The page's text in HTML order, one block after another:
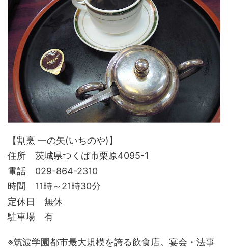
【割烹 一の矢(いちのや)】
住所 茨城県つくば市栗原4095-1
電話 029-864-2310
時間 11時～21時30分
定休日 無休
駐車場 有
※筑波学園都市最大規模を誇る飲食店。宴会・法事